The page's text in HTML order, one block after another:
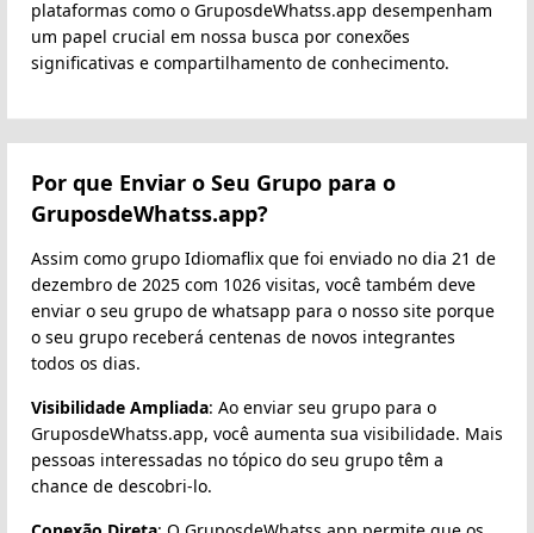
plataformas como o GruposdeWhatss.app desempenham
um papel crucial em nossa busca por conexões
significativas e compartilhamento de conhecimento.
Por que Enviar o Seu Grupo para o
GruposdeWhatss.app?
Assim como grupo Idiomaflix que foi enviado no dia 21 de
dezembro de 2025 com 1026 visitas, você também deve
enviar o seu grupo de whatsapp para o nosso site porque
o seu grupo receberá centenas de novos integrantes
todos os dias.
Visibilidade Ampliada: Ao enviar seu grupo para o
GruposdeWhatss.app, você aumenta sua visibilidade. Mais
pessoas interessadas no tópico do seu grupo têm a
chance de descobri-lo.